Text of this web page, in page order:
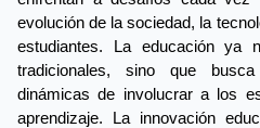
evolución de la sociedad, la
estudiantes. La educación ya
tradicionales, sino que
dinámicas de involucrar a los
aprendizaje. La innovación